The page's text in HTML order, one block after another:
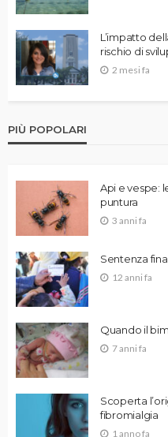
L’impatto
rischio di
2 mesi fa
PIÙ POPOLARI
Api e vespe:
puntura
3 anni fa
Sentenza
12 anni fa
Quando il
7 anni fa
Scoperta
fibromialgia
1 anno fa